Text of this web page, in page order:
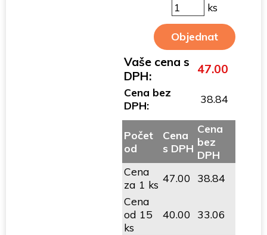
ks
Vaše cena s
DPH:
47.00
Cena bez
DPH:
38.84
Počet
od
Cena
s DPH
Cena
bez
DPH
Cena
za 1 ks 47.00
38.84
Cena
od 15
ks
40.00 33.06